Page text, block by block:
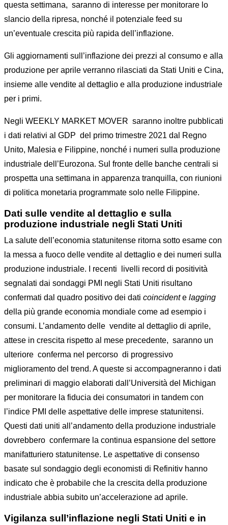
questa settimana, saranno di interesse per monitorare lo
slancio della ripresa, nonché il potenziale feed su
un’eventuale crescita più rapida dell’inflazione.
Gli aggiornamenti sull’inflazione dei prezzi al consumo e alla
produzione per aprile verranno rilasciati da Stati Uniti e Cina,
insieme alle vendite al dettaglio e alla produzione industriale
per i primi.
Negli WEEKLY MARKET MOVER saranno inoltre pubblicati
i dati relativi al GDP del primo trimestre 2021 dal Regno
Unito, Malesia e Filippine, nonché i numeri sulla produzione
industriale dell’Eurozona. Sul fronte delle banche centrali si
prospetta una settimana in apparenza tranquilla, con riunioni
di politica monetaria programmate solo nelle Filippine.
Dati sulle vendite al dettaglio e sulla
produzione industriale negli Stati Uniti
La salute dell’economia statunitense ritorna sotto esame con
la messa a fuoco delle vendite al dettaglio e dei numeri sulla
produzione industriale. I recenti livelli record di positività
segnalati dai sondaggi PMI negli Stati Uniti risultano
confermati dal quadro positivo dei dati coincidente lagging
della più grande economia mondiale come ad esempio i
consumi. L’andamento delle vendite al dettaglio di aprile,
attese in crescita rispetto al mese precedente, saranno un
ulteriore conferma nel percorso di progressivo
miglioramento del trend. A queste si accompagneranno i dati
preliminari di maggio elaborati dall’Università del Michigan
per monitorare la fiducia dei consumatori in tandem con
l’indice PMI delle aspettative delle imprese statunitensi.
Questi dati uniti all’andamento della produzione industriale
dovrebbero confermare la continua espansione del settore
manifatturiero statunitense. Le aspettative di consenso
basate sul sondaggio degli economisti di Refinitiv hanno
indicato che è probabile che la crescita della produzione
industriale abbia subito un’accelerazione ad aprile.
Vigilanza sull’inflazione negli Stati Uniti e in